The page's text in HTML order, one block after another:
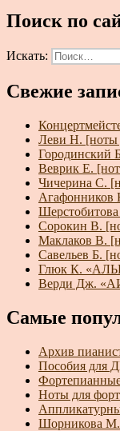
Поиск по
Искать:
Свежие
Леви Н. [ноты
Городинский
Веврик Е.
Чичерина С.
Агафонников
Сорокин В.
Маклаков В.
Савельев Б.
Глюк К.
Верди Дж.
Самые
Архив
Пособия для
Ноты для
Шорникова М.